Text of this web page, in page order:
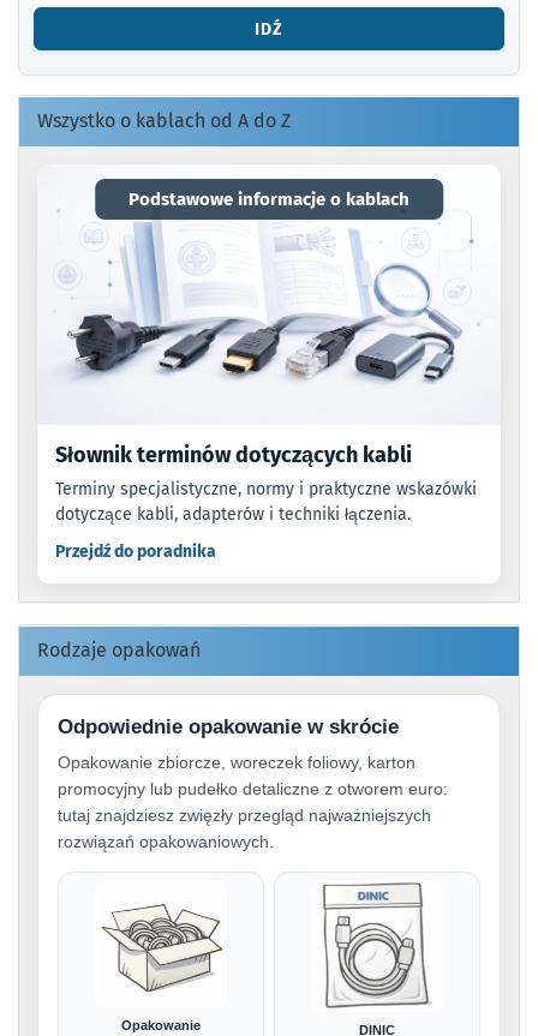
LUB
EAN.
IDŹ
Wszystko o kablach od A do Z
Podstawowe informacje o kablach
Słownik terminów dotyczących kabli
Terminy specjalistyczne, normy i praktyczne wskazówki
dotyczące kabli, adapterów i techniki łączenia.
Przejdź do poradnika
Rodzaje opakowań
Odpowiednie opakowanie w skrócie
Opakowanie zbiorcze, woreczek foliowy, karton
promocyjny lub pudełko detaliczne z otworem euro:
tutaj znajdziesz zwięzły przegląd najważniejszych
rozwiązań opakowaniowych.
Opakowanie
DINIC